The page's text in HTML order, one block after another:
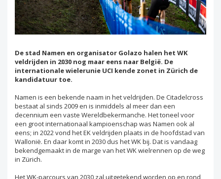
De stad Namen en organisator Golazo halen het WK
veldrijden in 2030 nog maar eens naar België. De
internationale wielerunie UCI kende zonet in Zürich de
kandidatuur toe.
Namen is een bekende naam in het veldrijden. De Citadelcross
bestaat al sinds 2009 en is inmiddels al meer dan een
decennium een vaste Wereldbekermanche. Het toneel voor
een groot internationaal kampioenschap was Namen ook al
eens; in 2022 vond het EK veldrijden plaats in de hoofdstad van
Wallonië. En daar komt in 2030 dus het WK bij. Dat is vandaag
bekendgemaakt in de marge van het WK wielrennen op de weg
in Zürich.
Het WK-parcours van 2030 zal uitgetekend worden op en rond